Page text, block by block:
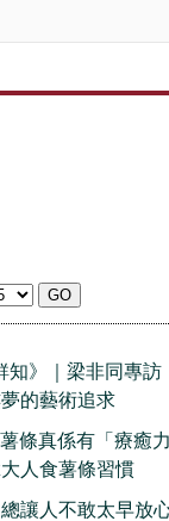
知》｜梁非同專訪
的藝術追求
條真係有「療癒
人食薯條習慣
讓人不敢太早放